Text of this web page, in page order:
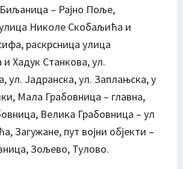
– Рајно Поље,
Николе Скобаљића и
раскрсница улица
Хадук Станкова, ул.
ул. Јадранска, ул. Заплањска, у
Мала Грабовница – главна,
Велика Грабовница – ул
Загужане, пут војни објекти –
Зољево, Тулово.